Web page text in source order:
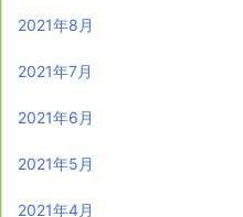
2021年8月
2021年7月
2021年6月
2021年5月
2021年4月